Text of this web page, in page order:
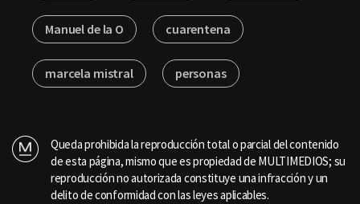
Manuel de la O cuarentena
marcela mistral personas
Queda prohibida la reproducción total o parcial del contenido
de esta página, mismo que es propiedad de MULTIMEDIOS; su
reproducción no autorizada constituye una infracción y un
delito de conformidad con las leyes aplicables.